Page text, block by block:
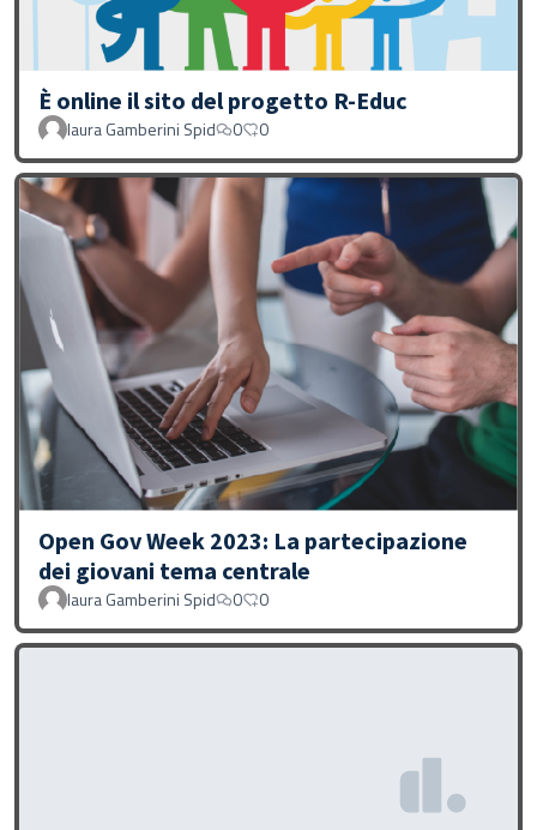
È online il sito del progetto R-Educ
laura Gamberini Spid 0 0
Open Gov Week 2023: La partecipazione
dei giovani tema centrale
laura Gamberini Spid 0 0